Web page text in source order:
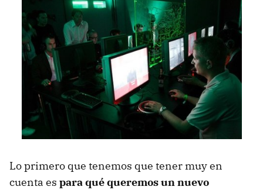
Lo primero que tenemos que tener muy en
cuenta es para qué queremos un nuevo